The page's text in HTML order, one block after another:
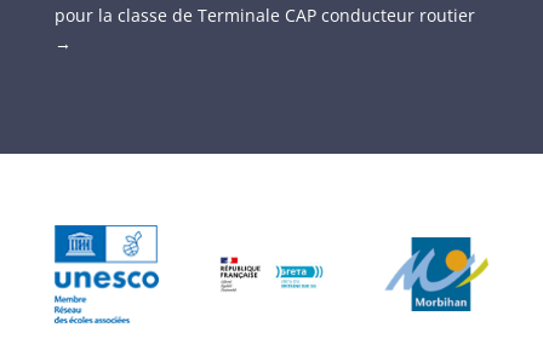
pour la classe de Terminale CAP conducteur routier
→